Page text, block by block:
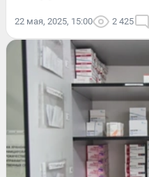
22 мая, 2025, 15:00 2 425